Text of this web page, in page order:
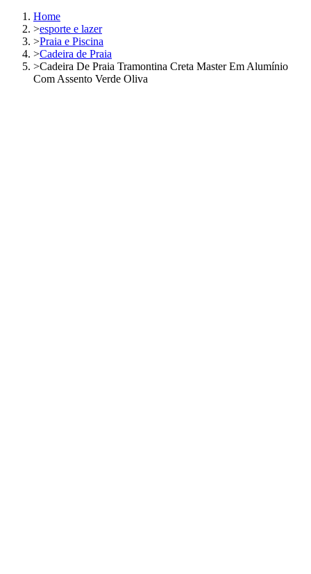
Home
>esporte e lazer
>Praia e Piscina
>Cadeira de Praia
>Cadeira De Praia Tramontina Creta Master Em Alumínio
Com Assento Verde Oliva